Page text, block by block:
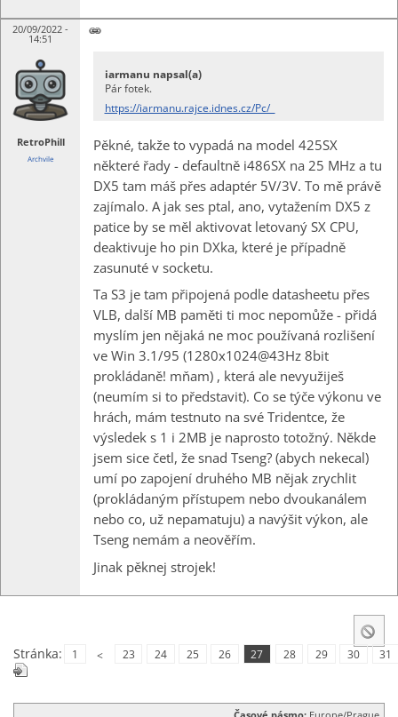
20/09/2022 -
14:51
RetroPhill
Archvile
iarmanu napsal(a)
Pár fotek.
https://iarmanu.rajce.idnes.cz/Pc/
Pěkné, takže to vypadá na model 425SX
některé řady - defaultně i486SX na 25 MHz a tu
DX5 tam máš přes adaptér 5V/3V. To mě právě
zajímalo. A jak ses ptal, ano, vytažením DX5 z
patice by se měl aktivovat letovaný SX CPU,
deaktivuje ho pin DXka, které je případně
zasunuté v socketu.
Ta S3 je tam připojená podle datasheetu přes
VLB, další MB paměti ti moc nepomůže - přidá
myslím jen nějaká ne moc používaná rozlišení
ve Win 3.1/95 (1280x1024@43Hz 8bit
prokládaně! mňam) , která ale nevyužiješ
(neumím si to představit). Co se týče výkonu ve
hrách, mám testnuto na své Tridentce, že
výsledek s 1 i 2MB je naprosto totožný. Někde
jsem sice četl, že snad Tseng? (abych nekecal)
umí po zapojení druhého MB nějak zrychlit
(prokládaným přístupem nebo dvoukanálem
nebo co, už nepamatuju) a navýšit výkon, ale
Tseng nemám a neověřím.
Jinak pěknej strojek!
Stránka: 1 < 23 24 25 26 27 28 29 30 31